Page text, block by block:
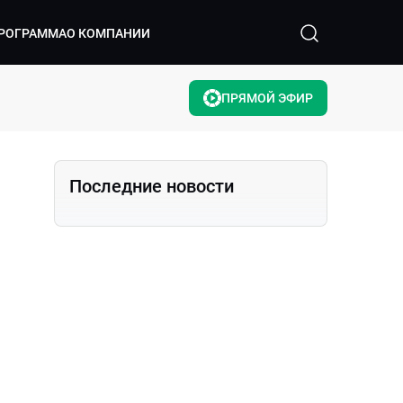
О КОМПАНИИ
ПРЯМОЙ ЭФИР
Последние новости